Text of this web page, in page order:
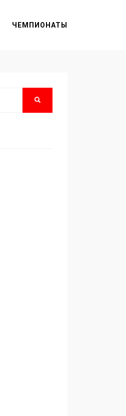
ЧЕМПИОНАТЫ